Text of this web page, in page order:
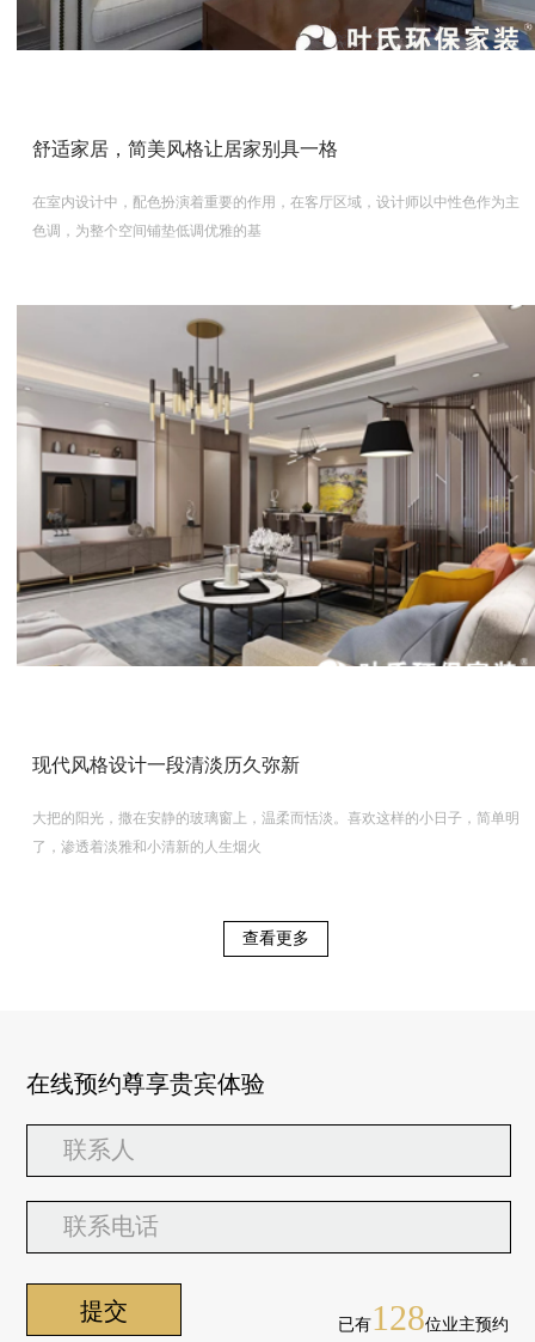
舒适家居，简美风格让居家别具一格
在室内设计中，配色扮演着重要的作用，在客厅区域，设计师以中性色作为主
色调，为整个空间铺垫低调优雅的基
现代风格设计一段清淡历久弥新
大把的阳光，撒在安静的玻璃窗上，温柔而恬淡。喜欢这样的小日子，简单明
了，渗透着淡雅和小清新的人生烟火
查看更多
在线预约尊享贵宾体验
已有128位业主预约